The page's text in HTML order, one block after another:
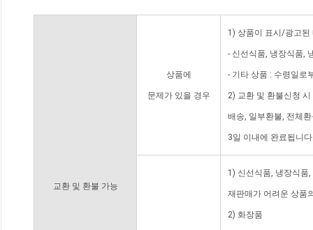
교환 및 환불 가능
상품에
문제가 있을 경우
1) 상품이 표시/광고된
- 신선식품, 냉장식품,
- 기타 상품 : 수령일로
2) 교환 및 환불신청
배송, 일부환불, 전체
3일 이내에 완료됩니
1) 신선식품, 냉장식품
재판매가 어려운 상품
2) 화장품